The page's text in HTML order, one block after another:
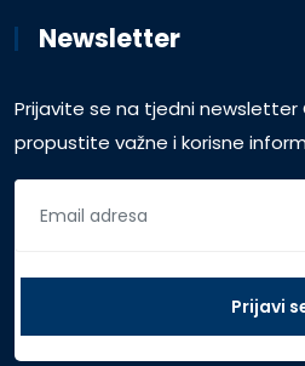
Newsletter
Prijavite se na tjedni newsletter
propustite važne i korisne